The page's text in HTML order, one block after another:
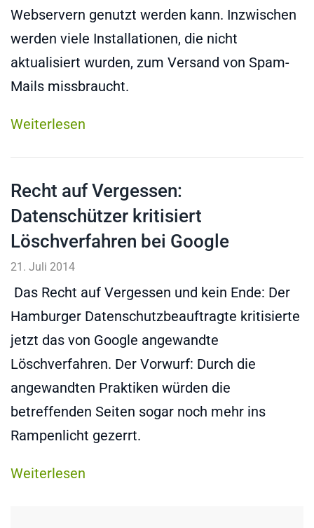
Webservern genutzt werden kann. Inzwischen
werden viele Installationen, die nicht
aktualisiert wurden, zum Versand von Spam-
Mails missbraucht.
Weiterlesen
Recht auf Vergessen:
Datenschützer kritisiert
Löschverfahren bei Google
21. Juli 2014
Das Recht auf Vergessen und kein Ende: Der
Hamburger Datenschutzbeauftragte kritisierte
jetzt das von Google angewandte
Löschverfahren. Der Vorwurf: Durch die
angewandten Praktiken würden die
betreffenden Seiten sogar noch mehr ins
Rampenlicht gezerrt.
Weiterlesen